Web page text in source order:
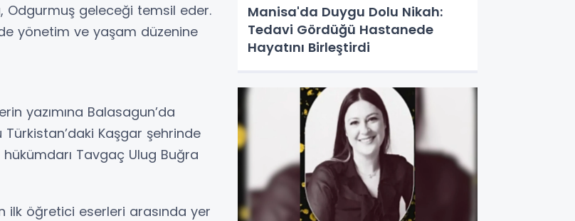
Odgurmuş geleceği temsil eder.
yönetim ve yaşam düzenine
yazımına Balasagun’da
Türkistan’daki Kaşgar şehrinde
Tavgaç Ulug Buğra
ilk öğretici eserleri arasında yer
Manisa'da Duygu Dolu Nikah:
Tedavi Gördüğü Hastanede
Hayatını Birleştirdi